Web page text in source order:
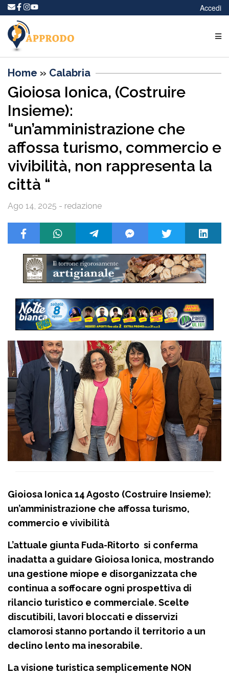
Accedi
Home » Calabria
Gioiosa Ionica, (Costruire
Insieme):
“un’amministrazione che
affossa turismo, commercio e
vivibilità, non rappresenta la
città “
Ago 14, 2025 - redazione
Gioiosa Ionica 14 Agosto (Costruire Insieme):
un’amministrazione che affossa turismo,
commercio e vivibilità
L’attuale giunta Fuda-Ritorto si conferma
inadatta a guidare Gioiosa Ionica, mostrando
una gestione miope e disorganizzata che
continua a soffocare ogni prospettiva di
rilancio turistico e commerciale. Scelte
discutibili, lavori bloccati e disservizi
clamorosi stanno portando il territorio a un
declino lento ma inesorabile.
La visione turistica semplicemente NON